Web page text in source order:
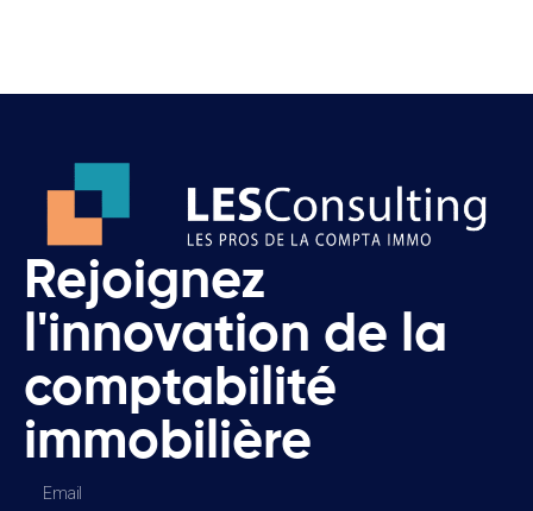
Rejoignez
l'innovation de la
comptabilité
immobilière